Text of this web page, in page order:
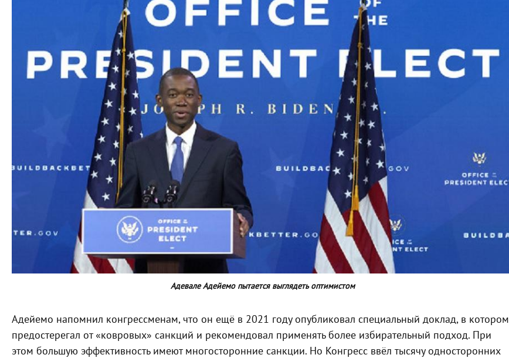
Адевале Адейемо пытается выглядеть оптимистом
Адейемо напомнил конгрессменам, что он ещё в 2021 году опубликовал специальный доклад, в котором
предостерегал от «ковровых» санкций и рекомендовал применять более избирательный подход. При
этом большую эффективность имеют многосторонние санкции. Но Конгресс ввёл тысячу односторонних